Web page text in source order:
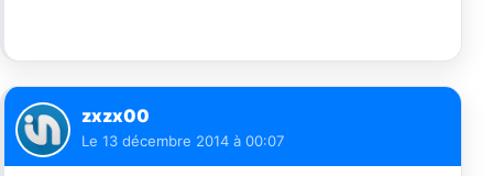
zxzx00
Le 13 décembre 2014 à 00:07